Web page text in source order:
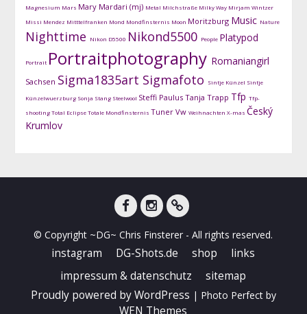
Magnesium Mars Mary Mardari (mj) Metal Milchstraße Milky Way Mirjam Wintzer
Missi Mendez Mitttelfranken Mond Mondfinsternis Moon Moritzburg Music Nature
Nighttime Nikon D5500 Nikond5500 People Platypod
Portrait Portraitphotography Romaniangirl
Sachsen Sigma1835art Sigmafoto Sintje Künzel Sintje
Künzelwuerzburg Sonja Stang Steelwool Steffi Paulus Tanja Trapp Tfp Tfp-
shootingTotal EclipseTotale Mondfinsternis Tuner Vw Weihnachten X-mas Český
Krumlov
Shots
© Copyright ~DG~ Chris Finsterer - All rights reserved.
instagram DG-Shots.de shop
links
impressum & datenschutz
sitemap
Proudly powered by WordPress | Photo Perfect by
WEN Themes